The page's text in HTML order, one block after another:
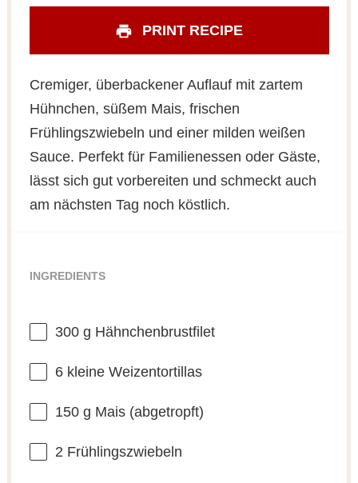
PRINT RECIPE
Cremiger, überbackener Auflauf mit zartem
Hühnchen, süßem Mais, frischen
Frühlingszwiebeln und einer milden weißen
Sauce. Perfekt für Familienessen oder Gäste,
lässt sich gut vorbereiten und schmeckt auch
am nächsten Tag noch köstlich.
INGREDIENTS
300 g Hähnchenbrustfilet
6kleine Weizentortillas
150 g Mais (abgetropft)
2 Frühlingszwiebeln